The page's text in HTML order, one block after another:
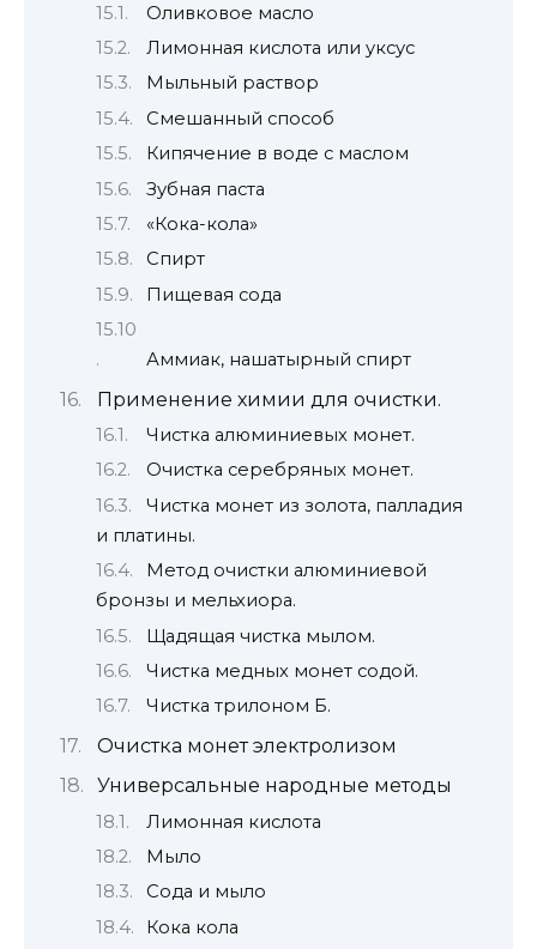
Оливковое масло
Лимонная кислота или уксус
Мыльный раствор
Смешанный способ
Кипячение в воде с маслом
Зубная паста
«Кока-кола»
Спирт
Пищевая сода
Аммиак, нашатырный спирт
Применение химии для очистки.
Чистка алюминиевых монет.
Очистка серебряных монет.
Чистка монет из золота, палладия
и платины.
Метод очистки алюминиевой
бронзы и мельхиора.
Щадящая чистка мылом.
Чистка медных монет содой.
Чистка трилоном Б.
Очистка монет электролизом
Универсальные народные методы
Лимонная кислота
Мыло
Сода и мыло
Кока кола